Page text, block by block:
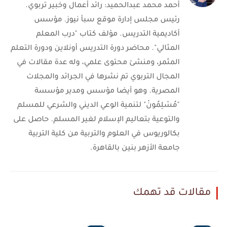
أحمد محمد عبدالحميد: رائد أعمال وخبير تربوي.
رئيس مجلس إدارة موقع سبأ نيوز. مؤسس
أكاديمية التدريس. مؤلف كتاب "درب المعلم
المثالي". محاضر دورة التدريس أونلاين ودورة التعلم
المثمر، ومنشئ محتوى علمي، وله عدة مقالات في
المجال التربوي تم نشرها في الجرائد والمجلات
المصرية. وهو أيضا مؤسس ومدير مؤسسة
"مُسْلِمُونْ" لتنمية الوعي الديني والشرعي للمسلم
والتوعية بتعاليم الإسلام لغير المسلم. حاصل على
بكالوريوس في العلوم والتربية من كلية التربية
جامعة الأزهر بنين بالقاهرة.
مقالات قد تهمك